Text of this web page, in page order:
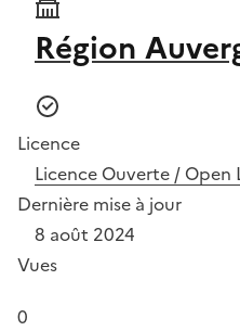
Région
Licence
Licence Ouverte / Open
Dernière mise à jour
8 août 2024
Vues
0